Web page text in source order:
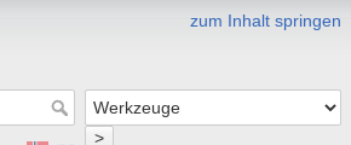
zum Inhalt springen
>